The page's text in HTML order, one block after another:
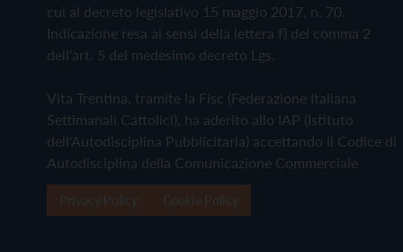
cui al decreto legislativo 15 maggio 2017, n. 70.
Indicazione resa ai sensi della lettera f) del comma 2
dell'art. 5 del medesimo decreto Lgs.
Vita Trentina, tramite la Fisc (Federazione Italiana
Settimanali Cattolici), ha aderito allo IAP (Istituto
dell'Autodisciplina Pubblicitaria) accettando il Codice di
Autodisciplina della Comunicazione Commerciale